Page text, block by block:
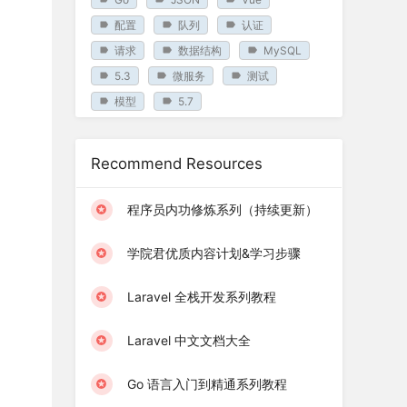
配置
队列
认证
请求
数据结构
MySQL
5.3
微服务
测试
模型
5.7
Recommend Resources
程序员内功修炼系列（持续更新）
学院君优质内容计划&学习步骤
Laravel 全栈开发系列教程
Laravel 中文文档大全
Go 语言入门到精通系列教程